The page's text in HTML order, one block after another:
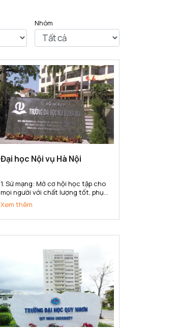
Nhóm
Đại học Nội vụ Hà Nội
1. Sứ mạng: Mở cơ hội học tập cho
mọi người với chất lượng tốt, phục
vụ nhu cầu học tập đa dạng với
nhiều hình thức đào tạo, đa
ngành, đa cấp độ, đáp ứng yêu
nội vụ và cho xã hội trong công...
Xem thêm